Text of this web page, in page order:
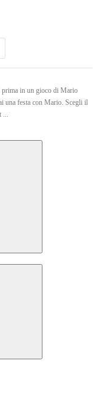
prima in un gioco di Mario
una festa con Mario. Scegli il
...